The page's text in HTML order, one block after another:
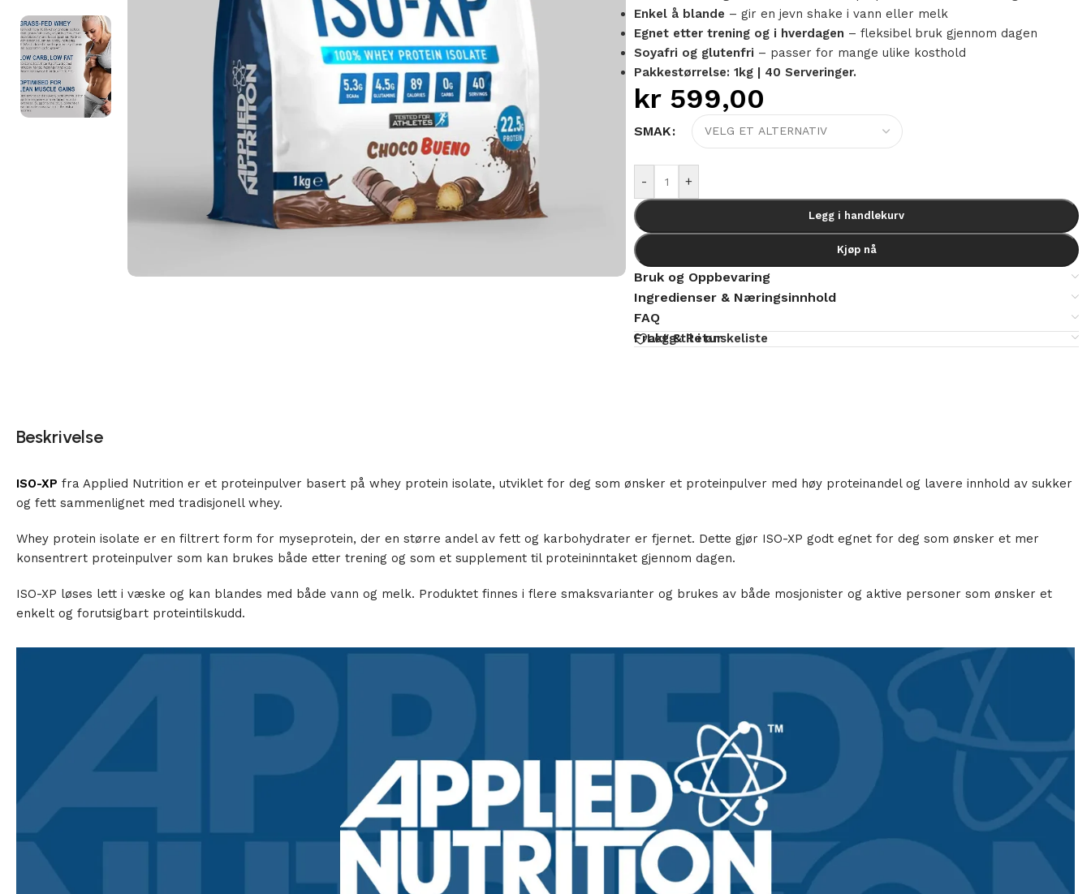
Enkel å blande – gir en jevn shake i vann eller melk
Egnet etter trening og i hverdagen – fleksibel bruk gjennom dagen
Soyafri og glutenfri – passer for mange ulike kosthold
Pakkestørrelse: 1kg | 40 Serveringer.
kr 599,00
SMAK
- +
Legg i handlekurv
Kjøp nå
Bruk og Oppbevaring
Ingredienser & Næringsinnhold
FAQ
Frakt & Retur
Legg til i ønskeliste
Beskrivelse
ISO-XP fra Applied Nutrition er et proteinpulver basert på whey protein isolate, utviklet for deg som ønsker et proteinpulver med høy proteinandel og lavere innhold av sukker
og fett sammenlignet med tradisjonell whey.
Whey protein isolate er en filtrert form for myseprotein, der en større andel av fett og karbohydrater er fjernet. Dette gjør ISO-XP godt egnet for deg som ønsker et mer
konsentrert proteinpulver som kan brukes både etter trening og som et supplement til proteininntaket gjennom dagen.
ISO-XP løses lett i væske og kan blandes med både vann og melk. Produktet finnes i flere smaksvarianter og brukes av både mosjonister og aktive personer som ønsker et
enkelt og forutsigbart proteintilskudd.